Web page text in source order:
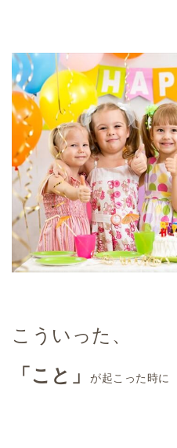
こういった、
「こと」が起こった時に